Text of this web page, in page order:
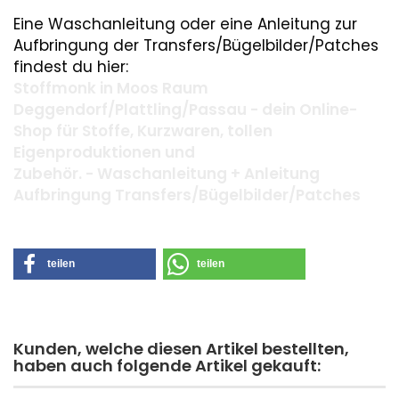
Eine Waschanleitung oder eine Anleitung zur
Aufbringung der Transfers/Bügelbilder/Patches
findest du hier:
teilen teilen
Kunden, welche diesen Artikel bestellten,
haben auch folgende Artikel gekauft: